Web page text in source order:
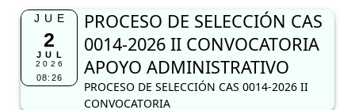
JUE
2
JUL
2026
08:26
PROCESO DE SELECCIÓN CAS
0014-2026 II CONVOCATORIA
APOYO ADMINISTRATIVO
PROCESO DE SELECCIÓN CAS 0014-2026 II
CONVOCATORIA